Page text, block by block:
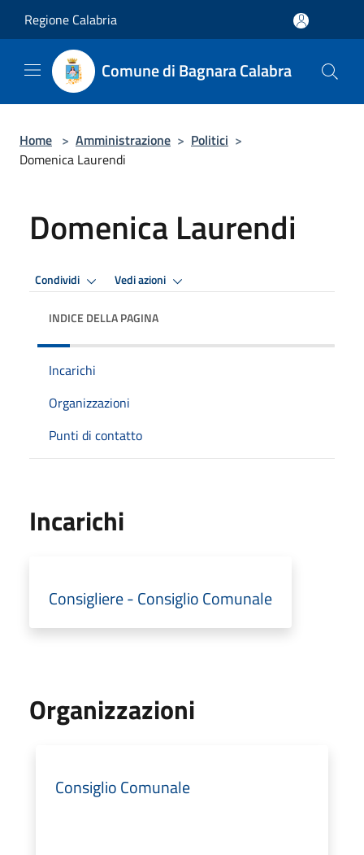
Regione Calabria
Comune di Bagnara Calabra
Home > Amministrazione > Politici >
Domenica Laurendi
Domenica Laurendi
Condividi Vedi azioni
INDICE DELLA PAGINA
Incarichi
Organizzazioni
Punti di contatto
Incarichi
Consigliere - Consiglio Comunale
Organizzazioni
Consiglio Comunale